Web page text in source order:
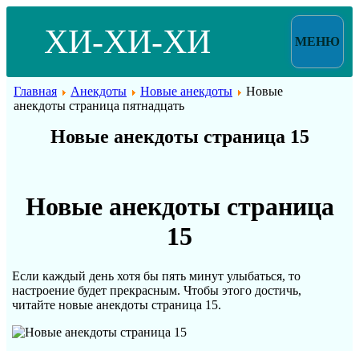
ХИ-ХИ-ХИ МЕНЮ
Главная Анекдоты Новые анекдоты
Новые
анекдоты страница пятнадцать
Новые анекдоты страница 15
Новые анекдоты страница
15
Если каждый день хотя бы пять минут улыбаться, то
настроение будет прекрасным. Чтобы этого достичь,
читайте новые анекдоты страница 15.